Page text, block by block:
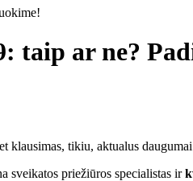
taip ar ne?
klausimas, tikiu, aktualus
sveikatos priežiūros specialistas ir